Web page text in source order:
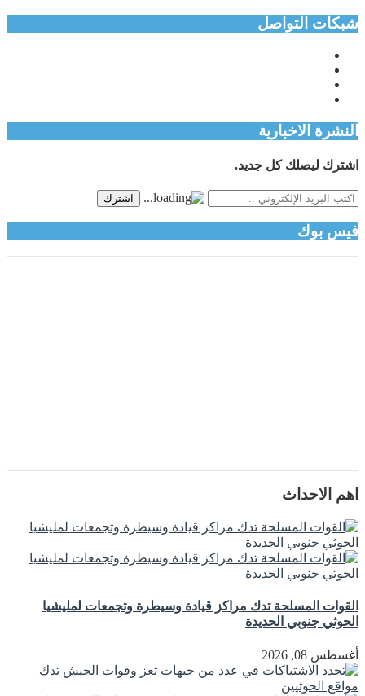
شبكات التواصل
النشرة الاخبارية
اشترك ليصلك كل جديد.
اشترك
فيس بوك
اهم الاحداث
القوات المسلحة تدك مراكز قيادة وسيطرة وتجمعات لمليشيا
الحوثي جنوبي الحديدة
أغسطس 08, 2026